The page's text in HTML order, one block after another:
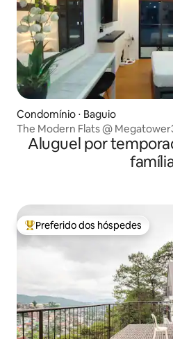
Condomínio ⋅ Baguio
The Modern Flats @
Aluguel por
Entre os melhores preferidos
Preferido dos hóspedes